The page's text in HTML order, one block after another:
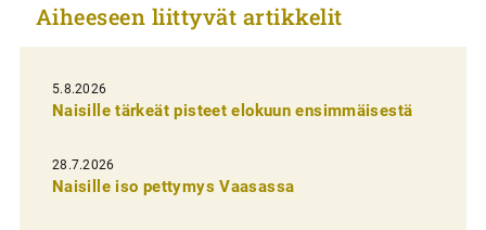
k
e
l
i
e
n
Aiheeseen liittyvät artikkelit
5.8.2026
Naisille tärkeät pisteet elokuun ensimmäisestä
28.7.2026
Naisille iso pettymys Vaasassa